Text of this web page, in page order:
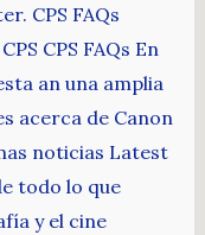
CPS FAQs
CPS FAQs En
an una amplia
acerca de Canon
noticias Latest
todo lo que
y el cine